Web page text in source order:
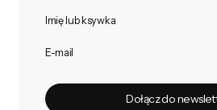
Imię lub ksywka
E-mail
Dołącz do